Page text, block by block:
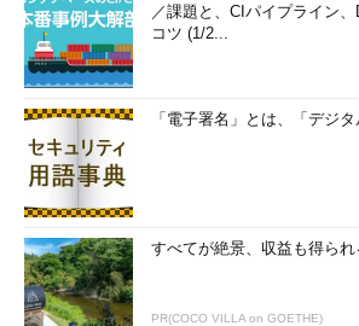
／課題と、CIパイプライン
コツ (1/2...
「電子署名」とは、「デジ
すべてが絶景、収益も得ら
PR(COCO VILLA on GOETHE)